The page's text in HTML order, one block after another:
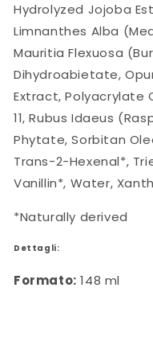
Hydrolyzed Jojoba
Limnanthes Alba
Mauritia Flexuosa
Dihydroabietate,
Extract, Polyacrylate
11, Rubus Idaeus
Phytate, Sorbitan
Trans-2-Hexenal*,
Vanillin*, Water,
*Naturally derived
Dettagli:
Formato: 148 ml